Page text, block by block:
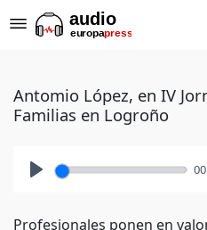
Antomio López, en IV
Familias en Logroño
Profesionales ponen en